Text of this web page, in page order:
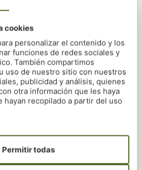
Ver más +
MANUALES
manuales mejora
manual, fomenta
agilidad mental y
Ver más +
cookies
personalizar el contenido y los
funciones de redes sociales y
También compartimos
uso de nuestro sitio con nuestros
publicidad y análisis, quienes
otra información que les haya
hayan recopilado a partir del uso
Permitir todas